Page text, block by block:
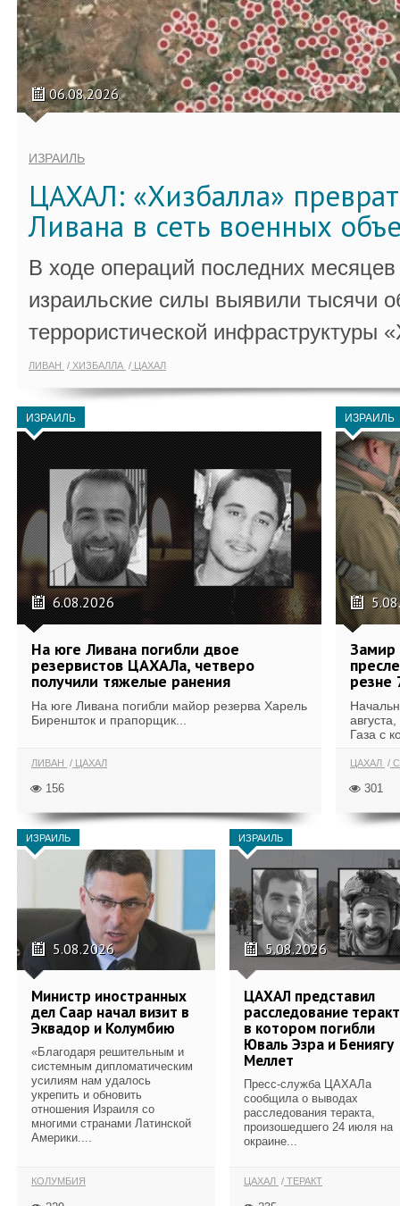
06.08.2026
ИЗРАИЛЬ
ЦАХАЛ: «Хизбалла»
Ливана в сеть военных
В ходе операций последних
израильские силы выявили тысячи
террористической инфраструктуры
ЛИВАН ХИЗБАЛЛА ЦАХАЛ
ИЗРАИЛЬ
6.08.2026
На юге Ливана погибли двое
резервистов ЦАХАЛа, четверо
получили тяжелые ранения
На юге Ливана погибли майор резерва Харель
Биреншток и прапорщик...
ЛИВАН ЦАХАЛ
156
ИЗРАИЛЬ
Замир
резне
Газа с
ЦАХАЛ
301
ИЗРАИЛЬ
5.08.2026
Министр иностранных
дел Саар начал визит в
Эквадор и Колумбию
«Благодаря решительным и
системным дипломатическим
усилиям нам удалось
укрепить и обновить
отношения Израиля со
многими странами Латинской
Америки....
КОЛУМБИЯ
ИЗРАИЛЬ
5.08.2026
ЦАХАЛ представил
расследование
в котором погибли
Юваль Эзра и Бениягу
Меллет
Пресс-служба ЦАХАЛа
сообщила о выводах
расследования теракта,
произошедшего 24 июля на
окраине...
ЦАХАЛ ТЕРАКТ